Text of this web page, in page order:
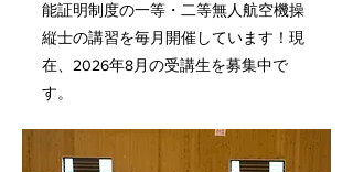
能証明制度の一等・二等無人航空機操
縦士の講習を毎月開催しています！現
在、2026年8月の受講生を募集中で
す。​​